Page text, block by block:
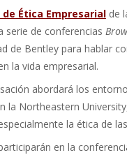
de Ética Empresarial de
serie de conferencias
de Bentley para hablar
la vida empresarial.
abordará los
la Northeastern
la ética de
en la